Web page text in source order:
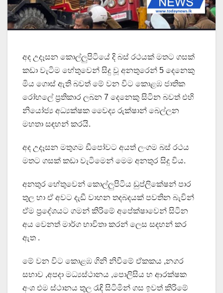
අද උදෑසන කොල්ලුපිටියේ දි බස් රථයක් මතට ගසක්
කඩා වැටිම හේතුවෙන් සිදු වූ අනතුරෙන් 5 දෙනෙකු
මිය ගොස් ඇති බවත් මේ වන විට කොළඹ ජාතික
රෝහලේ ප්‍රතිකාර ලබන 7 දෙනෙකු සිටින බවත් එහි
නියෝජ්‍ය අධ්‍යක්ෂක වෛද්‍ය රුක්ෂාන් බෙල්ලන
මහතා සඳහන් කරයි.
අද උදෑසන මතුගම ඩීපෝවට අයත් ලංගම බස් රථය
මතට ගසක් කඩා වැටිමෙන් මෙම අනතුර සිදු විය.
අනතුර හේතුවෙන් කොල්ලුපිටිය ඩුප්ලිකේෂන් පාර
තුල හා ඒ අවට දැඩී වාහන තදබදයක් පවතින බැවින්
ඒම ප්‍රදේශයට ගමන් කිරිමේ අපේක්ෂාවෙන් සිටින
අය වෙනත් මාර්ග භාවිතා කරන් ලෙස සදහන් කර
ඇත .
මේ වන විට කොළඹ ගිනි නිවීමේ ඒකකය ,නගර
සභාව ,අපදා මධ්‍යස්ථානය ,පොලිසිය හ ආරක්ෂක
අංශ එම ස්ථානය තුල රැඳි සිටිමින් ගස ඉවත් කිරිමේ